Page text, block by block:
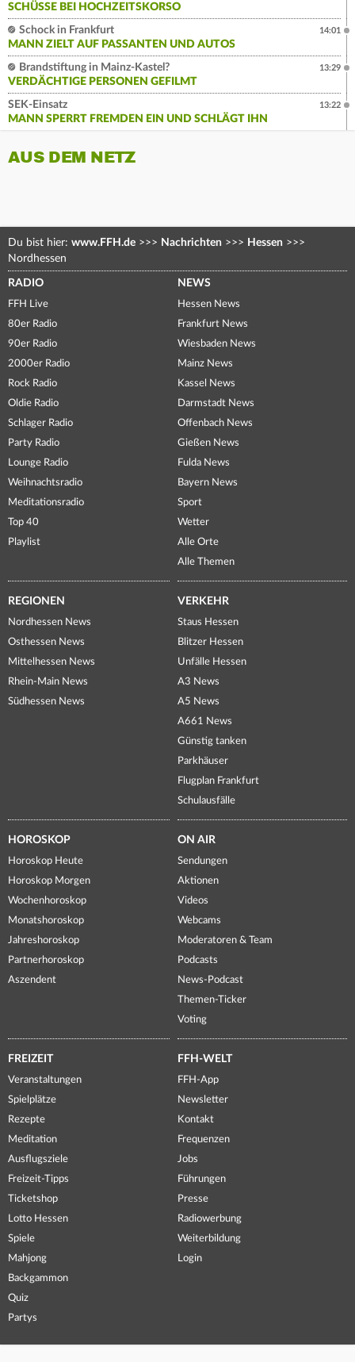
SCHÜSSE BEI HOCHZEITSKORSO
Schock in Frankfurt
MANN ZIELT AUF PASSANTEN UND AUTOS
14:01
Brandstiftung in Mainz-Kastel?
VERDÄCHTIGE PERSONEN GEFILMT
13:29
SEK-Einsatz
MANN SPERRT FREMDEN EIN UND SCHLÄGT IHN
13:22
AUS DEM NETZ
Du bist hier: www.FFH.de >>> Nachrichten >>> Hessen >>>
Nordhessen
RADIO
FFH Live
80er Radio
90er Radio
2000er Radio
Rock Radio
Oldie Radio
Schlager Radio
Party Radio
Lounge Radio
Weihnachtsradio
Meditationsradio
Top 40
Playlist
NEWS
Hessen News
Frankfurt News
Wiesbaden News
Mainz News
Kassel News
Darmstadt News
Offenbach News
Gießen News
Fulda News
Bayern News
Sport
Wetter
Alle Orte
Alle Themen
REGIONEN
Nordhessen News
Osthessen News
Mittelhessen News
Rhein-Main News
Südhessen News
VERKEHR
Staus Hessen
Blitzer Hessen
Unfälle Hessen
A3 News
A5 News
A661 News
Günstig tanken
Parkhäuser
Flugplan Frankfurt
Schulausfälle
HOROSKOP
Horoskop Heute
Horoskop Morgen
Wochenhoroskop
Monatshoroskop
Jahreshoroskop
Partnerhoroskop
Aszendent
ON AIR
Sendungen
Aktionen
Videos
Webcams
Moderatoren & Team
Podcasts
News-Podcast
Themen-Ticker
Voting
FREIZEIT
Veranstaltungen
Spielplätze
Rezepte
Meditation
Ausflugsziele
Freizeit-Tipps
Ticketshop
Lotto Hessen
Spiele
Mahjong
Backgammon
Quiz
Partys
FFH-WELT
FFH-App
Newsletter
Kontakt
Frequenzen
Jobs
Führungen
Presse
Radiowerbung
Weiterbildung
Login